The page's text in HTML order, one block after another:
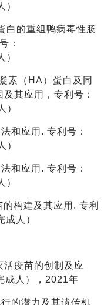
白的重组鸭病毒性肠
：
素（HA）蛋白及同
其应用，专利号：
）
和应用. 专利号：
）
和应用. 专利号：
构建及其应用. 专利
人）
疫苗的创制及应
成人），2021年
的潜力及其遗传机